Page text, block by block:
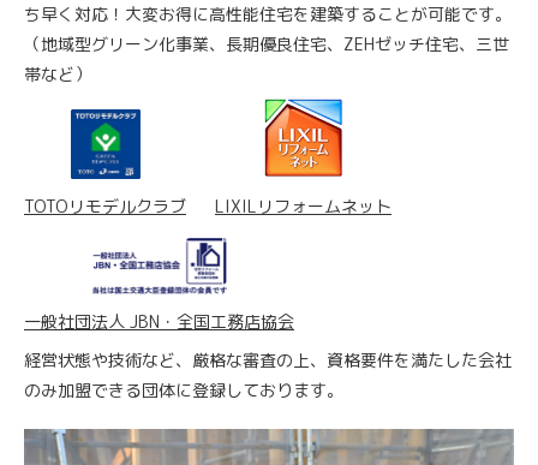
ち早く対応！大変お得に高性能住宅を建築することが可能です。
（地域型グリーン化事業、長期優良住宅、ZEHゼッチ住宅、三世
帯など）
TOTOリモデルクラブ LIXILリフォームネット
一般社団法人 JBN・全国工務店協会
経営状態や技術など、厳格な審査の上、資格要件を満たした会社
のみ加盟できる団体に登録しております。